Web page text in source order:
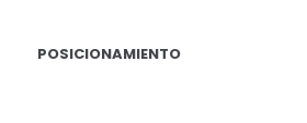
POSICIONAMIENTO